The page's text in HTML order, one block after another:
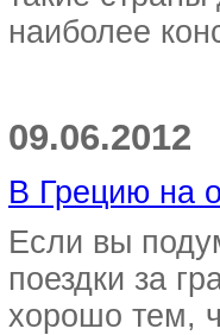
наиболее
09.06.2012
В Грецию на
Если вы
поездки за
хорошо тем,